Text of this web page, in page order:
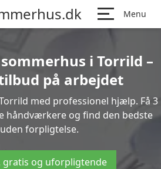
Menu
i Torrild –
på arbejdet
med professionel hjælp. Få 3
håndværkere og find den bedste
forpligtelse.
gratis og uforpligtende